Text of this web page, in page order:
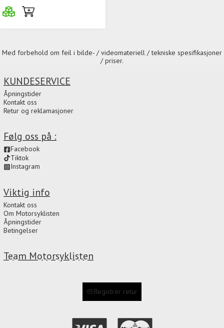
Med forbehold om feil i bilde- / videomateriell / tekniske spesifikasjoner
/ priser.
Team Motorsyklisten
Viktig info
Kontakt oss
Om Motorsyklisten
Åpningstider
Betingelser
Følg oss på :
Facebook
Tiktok
Instagram
KUNDESERVICE
Åpningstider
Kontakt oss
Retur og reklamasjoner
Registrer retur